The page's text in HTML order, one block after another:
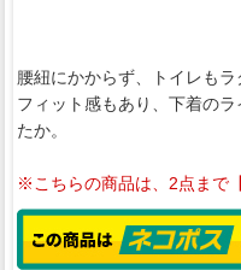
腰紐にかからず、トイレもラ
フィット感もあり、下着の
たか。
※こちらの商品は、2点まで